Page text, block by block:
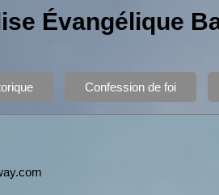
Évangélique
Confession de foi